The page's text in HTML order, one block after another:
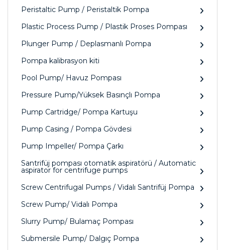
Peristaltic Pump / Peristaltik Pompa
Plastic Process Pump / Plastik Proses Pompası
Plunger Pump / Deplasmanlı Pompa
Pompa kalibrasyon kiti
Pool Pump/ Havuz Pompası
Pressure Pump/Yüksek Basınçlı Pompa
Pump Cartridge/ Pompa Kartuşu
Pump Casing / Pompa Gövdesi
Pump Impeller/ Pompa Çarkı
Santrifüj pompası otomatik aspiratörü / Automatic
aspirator for centrifuge pumps
Screw Centrifugal Pumps / Vidalı Santrifüj Pompa
Screw Pump/ Vidalı Pompa
Slurry Pump/ Bulamaç Pompası
Submersile Pump/ Dalgıç Pompa